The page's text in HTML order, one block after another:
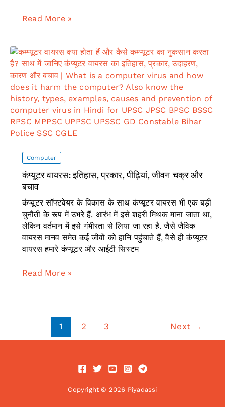
ऑपरेटिंग
कार्य,
प्रकार,
महत्व
और
उदाहरण
Read More »
Computer
कंप्यूटर वायरस: इतिहास, प्रकार, पीढ़ियां, जीवन-चक्र और
बचाव
कंप्यूटर सॉफ्टवेयर के विकास के साथ कंप्यूटर वायरस भी एक बड़ी
चुनौती के रूप में उभरे हैं. आरंभ में इसे शहरी मिथक माना जाता था,
लेकिन वर्तमान में इसे गंभीरता से लिया जा रहा है. जैसे जैविक
वायरस मानव समेत कई जीवों को हानि पहुंचाते हैं, वैसे ही कंप्यूटर
वायरस हमारे कंप्यूटर और आईटी सिस्टम
कंप्यूटर
चक्र
Read More »
1 2 3 Next →
Copyright © 2026 Piyadassi